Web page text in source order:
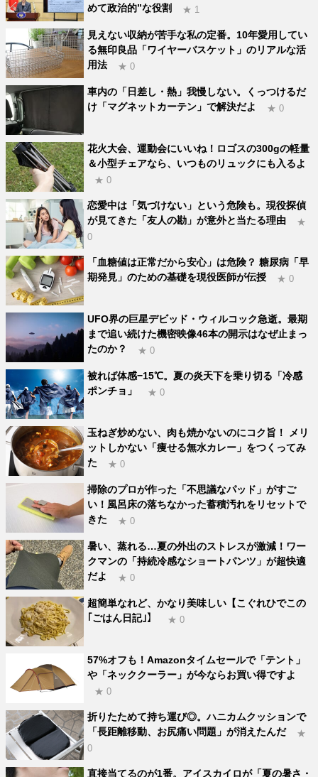
めて政治的”な役割
★ 1
見えない収納が苦手な私の定番。10年愛用してい
る無印良品「ワイヤーバスケット」のリアルな活
用法
★ 0
車内の「日差し・熱」我慢しない。くっつけるだ
け「マグネットカーテン」で解決だよ
★ 0
花火大会、運動会にいいね！ロゴスの300gの軽量
＆小型チェアなら、いつものリュックにも入るよ
★ 0
恋愛中は「気づけない」という危険も。現役探偵
が見てきた「友人の勘」が意外と当たる理由
★
0
「血糖値は正常だから安心」は危険？ 糖尿病「早
期発見」のための基礎を現役医師が伝授
★ 0
UFO界の巨星デビッド・ウィルコック急逝。最期
まで追い続けた機密映像46本の開示はなぜ止まっ
たのか？
★ 0
被れば体感−15℃。夏の炎天下を乗り切る「冷感
ポンチョ」
★ 0
玉ねぎ炒めない、肉も焼かないのにコク旨！ メリ
ットしかない「痩せる無水カレー」をつくってみ
た
★ 0
掃除のプロが作った「不思議なパッド」がすご
い！風呂床の落ちなかった蓄積汚れをリセットで
きた
★ 0
暑い、蒸れる…夏の外出のストレスが激減！ワー
クマンの「持続冷感なショートパンツ」が超快適
だよ
★ 0
超簡単なれど、かなり美味しい【こぐれひでこの
｢ごはん日記｣】
★ 0
57%オフも！Amazonタイムセールで「テント」
や「ネッククーラー」が今ならお買い得ですよ
★ 0
折りたためて持ち運び◎。ハニカムクッションで
「長距離移動、お尻痛い問題」が消えたんだ
★
0
直接当てるのが1番。アイスカイロが「夏の暑さ・